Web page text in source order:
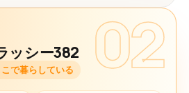
02
ッシー382
で暮らしている